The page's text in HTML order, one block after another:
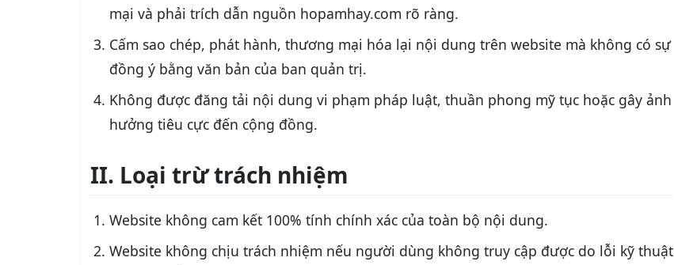
mại và phải trích dẫn nguồn hopamhay.com rõ ràng.
Cấm sao chép, phát hành, thương mại hóa lại nội dung trên website mà không có sự
đồng ý bằng văn bản của ban quản trị.
Không được đăng tải nội dung vi phạm pháp luật, thuần phong mỹ tục hoặc gây ảnh
hưởng tiêu cực đến cộng đồng.
II. Loại trừ trách nhiệm
Website không cam kết 100% tính chính xác của toàn bộ nội dung.
Website không chịu trách nhiệm nếu người dùng không truy cập được do lỗi kỹ thuật